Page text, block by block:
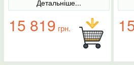
Детальніше...
15 819 грн.